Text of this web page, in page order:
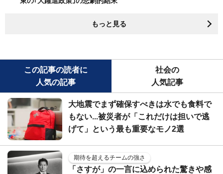
もっと見る
この記事の読者に
人気の記事
社会の
人気記事
大地震でまず確保すべきは水でも食料で
もない...被災者が「これだけは担いで逃
げて」という最も重要なモノ2選
期待を超えるチームの強さ
「さすが」の一言に込められた驚きや感